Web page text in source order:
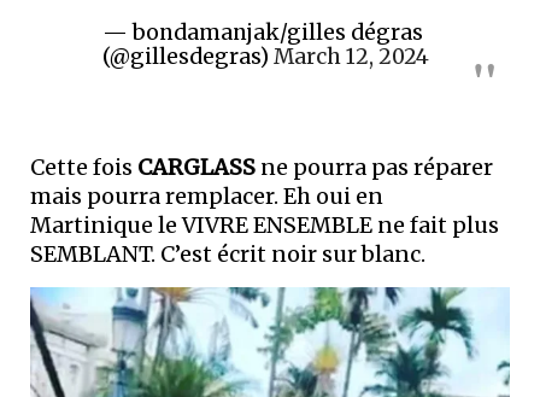
— bondamanjak/gilles dégras
(@gillesdegras) March 12, 2024
Cette fois CARGLASS ne pourra pas réparer
mais pourra remplacer. Eh oui en
Martinique le VIVRE ENSEMBLE ne fait plus
SEMBLANT. C’est écrit noir sur blanc.